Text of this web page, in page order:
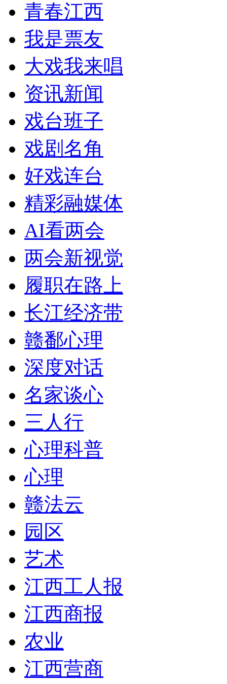
青春江西
我是票友
大戏我来唱
资讯新闻
戏台班子
戏剧名角
好戏连台
精彩融媒体
AI看两会
两会新视觉
履职在路上
长江经济带
赣鄱心理
深度对话
名家谈心
三人行
心理科普
心理
赣法云
园区
艺术
江西工人报
江西商报
农业
江西营商